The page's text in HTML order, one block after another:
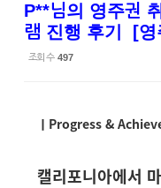
P**님의 영주권
램 진행 후기 [영
조회 수 497
ㅣProgress &
캘리포니아에서